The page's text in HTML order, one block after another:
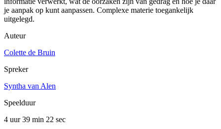
je aanpak op kunt aanpassen. Complexe materie toegankelijk
uitgelegd.
Auteur
Colette de Bruin
Spreker
Syntha van Alen
Speelduur
4 uur 39 min 22 sec